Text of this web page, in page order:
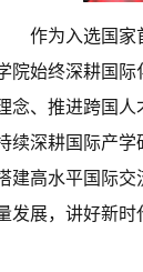
作为入选国家
院始终深耕国
念、推进跨国人
续深耕国际产学
建高水平国际交
发展，讲好新时